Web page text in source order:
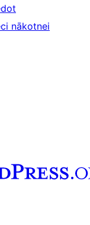
nākotnei